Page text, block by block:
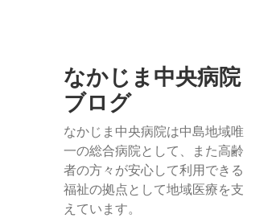
なかじま中央病院
ブログ
なかじま中央病院は中島地域唯
一の総合病院として、また高齢
者の方々が安心して利用できる
福祉の拠点として地域医療を支
えています。